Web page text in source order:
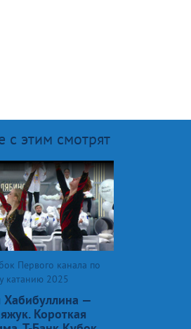
с этим смотрят
Первого канала по
катанию 2025
Хабибуллина —
Короткая